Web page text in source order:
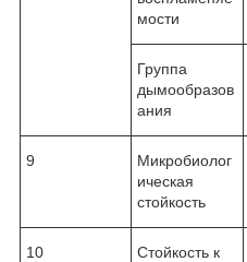
мости
Группа
дымообразов
ания
9
Микробиолог
ическая
стойкость
10
Стойкость к